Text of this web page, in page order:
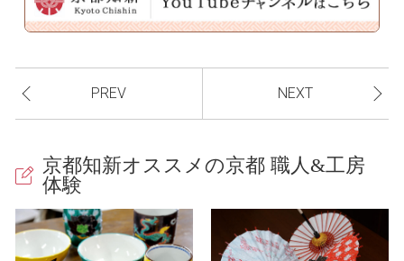
PREV NEXT
京都知新オススメの京都 職人&工房
体験